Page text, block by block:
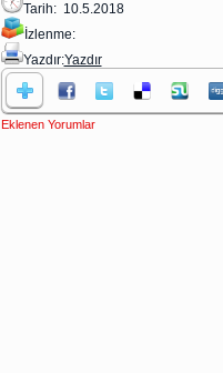
Tarih: 10.5.2018
İzlenme:
Yazdır:Yazdır
Eklenen Yorumlar